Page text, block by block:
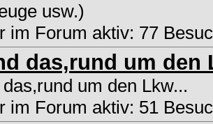
usw.)
im Forum aktiv: 77
das,rund um den
um den Lkw...
im Forum aktiv: 51